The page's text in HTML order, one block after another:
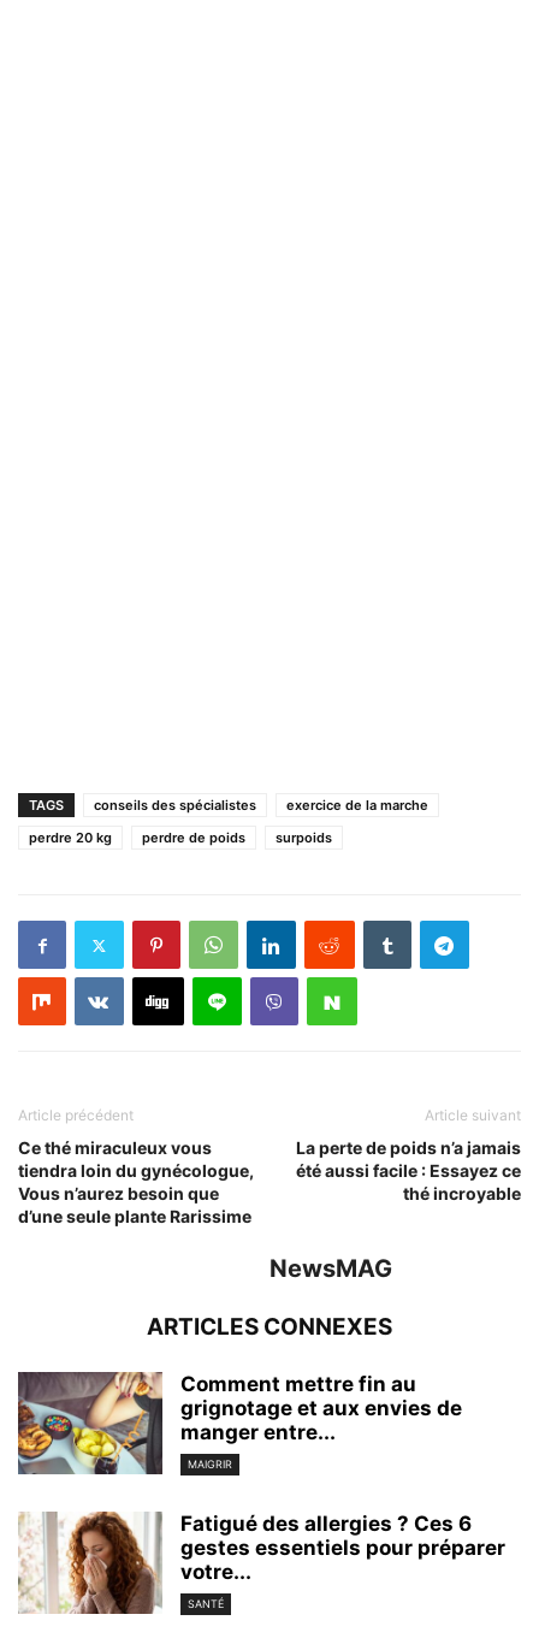
TAGS conseils des spécialistes
exercice de la marche
perdre 20 kg
perdre de poids surpoids
Article précédent
Ce thé miraculeux vous
tiendra loin du gynécologue,
Vous n’aurez besoin que
d’une seule plante Rarissime
Article suivant
La perte de poids n’a jamais
été aussi facile : Essayez ce
thé incroyable
NewsMAG
ARTICLES CONNEXES
Comment mettre fin au
grignotage et aux envies de
manger entre...
MAIGRIR
Fatigué des allergies ? Ces 6
gestes essentiels pour préparer
votre...
SANTÉ